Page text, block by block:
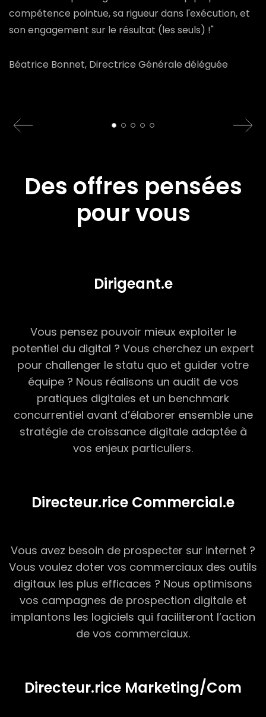
compétence pointue, sa rigueur dans l'exécution, et
son engagement sur le résultat (les seuls) !"
Béatrice Bonnet, Directrice Générale déléguée
Des offres pensées
pour vous
Dirigeant.e
Vous pensez pouvoir mieux exploiter le
potentiel du digital ? Vous cherchez un expert
pour challenger le statu quo et guider votre
équipe ? Nous réalisons un audit de vos
pratiques digitales et un benchmark
concurrentiel avant d’élaborer ensemble une
stratégie de croissance digitale adaptée à
vos enjeux particuliers.
Directeur.rice Commercial.e
Vous avez besoin de prospecter sur internet ?
Vous voulez doter vos commerciaux des outils
digitaux les plus efficaces ? Nous optimisons
vos campagnes de prospection digitale et
implantons les logiciels qui faciliteront l’action
de vos commerciaux.
Directeur.rice Marketing/Com